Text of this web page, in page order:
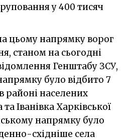
у 400 тисяч
цьому напрямку ворог
станом на сьогодні
Генштабу ЗСУ,
було відбито 7
районі населених
Іванівка Харківської
напрямку було
східніше села